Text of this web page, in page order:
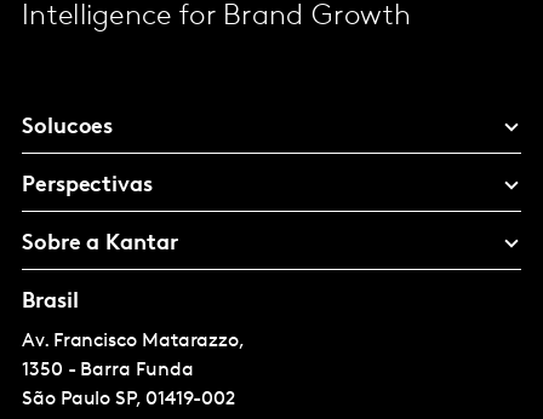
Intelligence for Brand Growth
Solucoes
Perspectivas
Sobre a Kantar
Brasil
Av. Francisco Matarazzo,
1350 - Barra Funda
São Paulo SP, 01419-002